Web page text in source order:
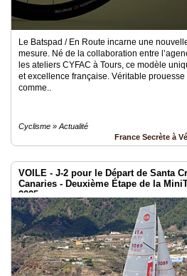
Le Batspad / En Route incarne une
mesure. Né de la collaboration entre
les ateliers CYFAC à Tours, ce modèle
et excellence française. Véritable prouesse
comme..
Cyclisme » Actualité
France Secrète à
VOILE - J-2 pour le Départ de Santa
Canaries - Deuxième Étape de la
2025